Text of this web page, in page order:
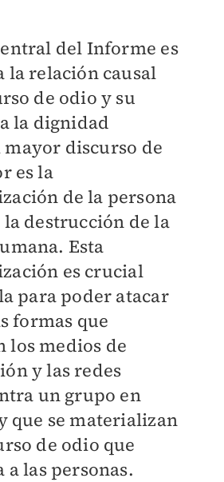
del Informe es
la relación causal
de odio y su
la dignidad
discurso de
es la
de la persona
destrucción de la
Esta
es crucial
para poder atacar
formas que
los medios de
y las redes
un grupo en
que se materializan
de odio que
a las personas.